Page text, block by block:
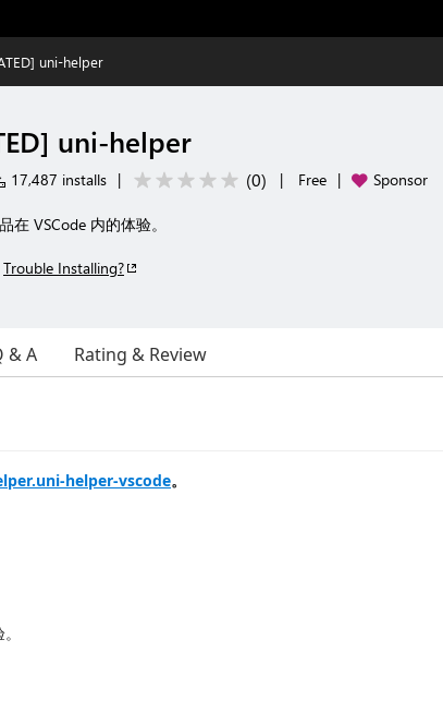
uni-helper
uni-helper
17,487 installs | (0) | Free | Sponsor
VSCode 内的体验。
Trouble Installing?
& A Rating & Review
helper-vscode。